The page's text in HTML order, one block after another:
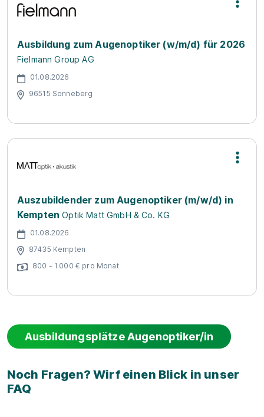
Ausbildung zum Augenoptiker (w/m/d) für 2026
Fielmann Group AG
01.08.2026
96515 Sonneberg
Auszubildender zum Augenoptiker (m/w/d) in
Kempten Optik Matt GmbH & Co. KG
01.08.2026
87435 Kempten
800 - 1.000 € pro Monat
Ausbildungsplätze Augenoptiker/in
Noch Fragen? Wirf einen Blick in unser
FAQ